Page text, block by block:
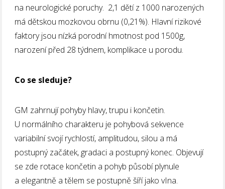
na neurologické poruchy. 2,1 dětí z 1000 narozených
má dětskou mozkovou obrnu (0,21%). Hlavní rizikové
faktory jsou nízká porodní hmotnost pod 1500g,
narození před 28 týdnem, komplikace u porodu.
Co se sleduje?
GM zahrnují pohyby hlavy, trupu i končetin.
U normálního charakteru je pohybová sekvence
variabilní svojí rychlostí, amplitudou, silou a má
postupný začátek, gradaci a postupný konec. Objevují
se zde rotace končetin a pohyb působí plynule
a elegantně a tělem se postupně šíří jako vIna.